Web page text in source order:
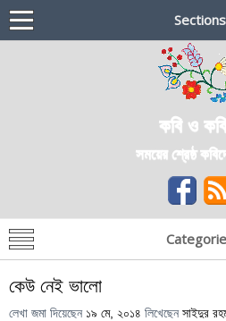
Sections
কবি ও
সময়ের শ্রেষ্ঠ
কেউ নেই ভালো
লেখা জমা দিয়েছেন ১৯ মে, ২০১৪ লিখেছেন সাইদুর